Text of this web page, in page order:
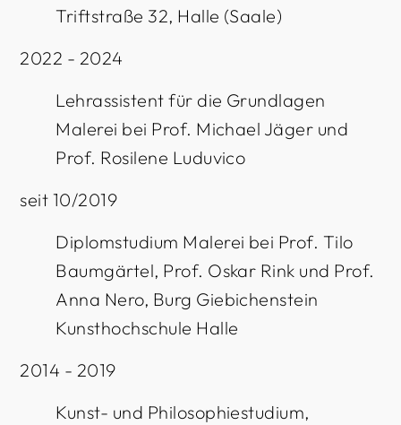
Triftstraße 32, Halle (Saale)
2022 - 2024
Lehrassistent für die Grundlagen
Malerei bei Prof. Michael Jäger und
Prof. Rosilene Luduvico
seit 10/2019
Diplomstudium Malerei bei Prof. Tilo
Baumgärtel, Prof. Oskar Rink und Prof.
Anna Nero, Burg Giebichenstein
Kunsthochschule Halle
2014 - 2019
Kunst- und Philosophiestudium,